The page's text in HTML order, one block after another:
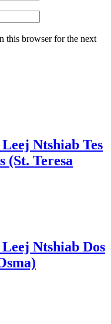
this browser for the next
Ntshiab Tes
(St. Teresa
Ntshiab Dos